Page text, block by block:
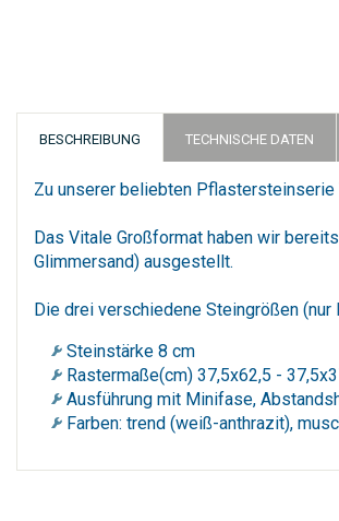
BESCHREIBUNG
Zu unserer beliebten
Das Vitale Großformat haben wir
Glimmersand) ausgestellt.
Die drei verschiedene Steingrößen
Steinstärke 8 cm
Rastermaße(cm) 37,5x62,5 -
Ausführung mit Minifase,
Farben: trend (weiß-anthrazit),
TECHNISCHE DATEN